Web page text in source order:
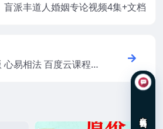
盲派丰道人婚姻专论视频4集+文档